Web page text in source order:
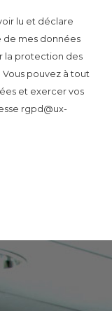
lu et déclare
de mes données
la protection des
pouvez à tout
et exercer vos
rgpd@ux-